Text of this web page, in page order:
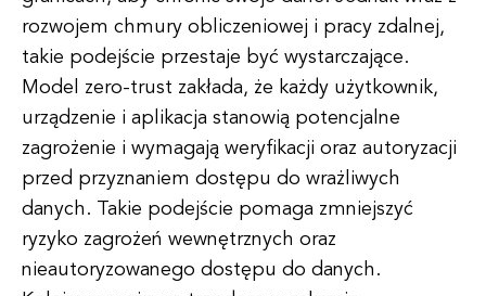
rozwojem chmury obliczeniowej i pracy zdalnej,
takie podejście przestaje być wystarczające.
Model zero-trust zakłada, że każdy użytkownik,
urządzenie i aplikacja stanowią potencjalne
zagrożenie i wymagają weryfikacji oraz autoryzacji
przed przyznaniem dostępu do wrażliwych
danych. Takie podejście pomaga zmniejszyć
ryzyko zagrożeń wewnętrznych oraz
nieautoryzowanego dostępu do danych.